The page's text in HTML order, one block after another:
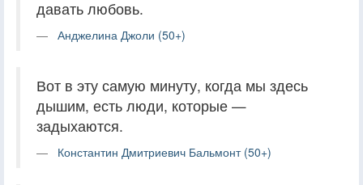
давать любовь.
Анджелина Джоли (50+)
Вот в эту самую минуту, когда мы здесь
дышим, есть люди, которые —
задыхаются.
Константин Дмитриевич Бальмонт (50+)